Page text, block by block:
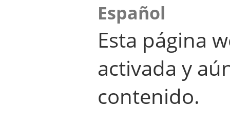
Español
Esta página
activada y
contenido.